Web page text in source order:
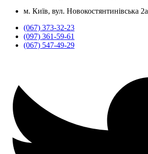
м. Київ, вул. Новокостянтинівська 2а
(067) 373-32-23
(097) 361-59-61
(067) 547-49-29